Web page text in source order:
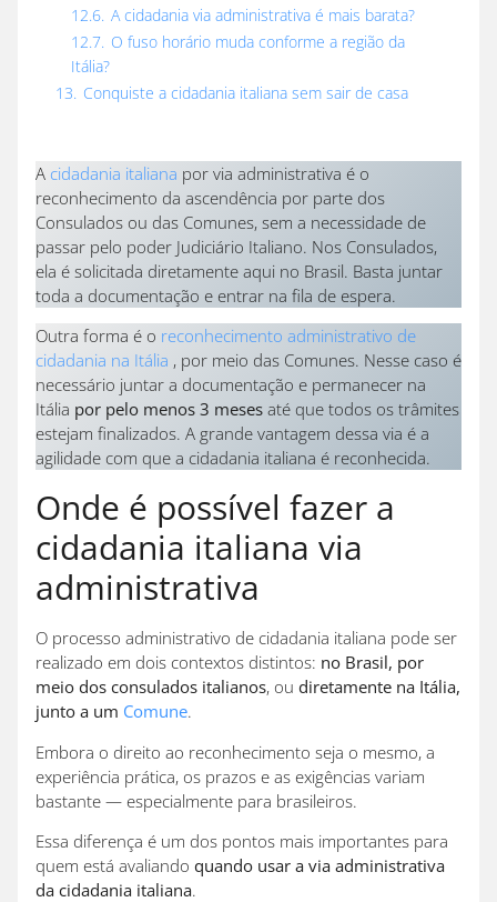
12.6. A cidadania via administrativa é mais barata?
12.7. O fuso horário muda conforme a região da
Itália?
13. Conquiste a cidadania italiana sem sair de casa
A cidadania italiana por via administrativa é o
reconhecimento da ascendência por parte dos
Consulados ou das Comunes, sem a necessidade de
passar pelo poder Judiciário Italiano. Nos Consulados,
ela é solicitada diretamente aqui no Brasil. Basta juntar
toda a documentação e entrar na fila de espera.
Outra forma é o reconhecimento administrativo de
cidadania na Itália , por meio das Comunes. Nesse caso é
necessário juntar a documentação e permanecer na
Itália por pelo menos 3 meses até que todos os trâmites
estejam finalizados. A grande vantagem dessa via é a
agilidade com que a cidadania italiana é reconhecida.
Onde é possível fazer a
cidadania italiana via
administrativa
O processo administrativo de cidadania italiana pode ser
realizado em dois contextos distintos: no Brasil, por
meio dos consulados italianos, ou diretamente na Itália,
junto a um Comune.
Embora o direito ao reconhecimento seja o mesmo, a
experiência prática, os prazos e as exigências variam
bastante — especialmente para brasileiros.
Essa diferença é um dos pontos mais importantes para
quem está avaliando quando usar a via administrativa
da cidadania italiana.